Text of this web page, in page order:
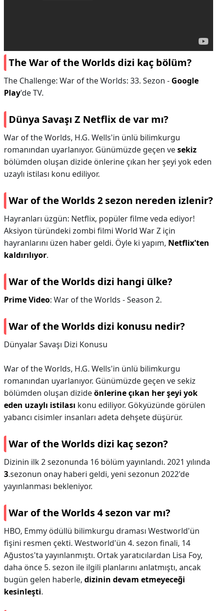
The War of the Worlds dizi kaç bölüm?
The Challenge: War of the Worlds: 33. Sezon - Google
Play'de TV.
Dünya Savaşı Z Netflix de var mı?
War of the Worlds, H.G. Wells'in ünlü bilimkurgu
romanından uyarlanıyor. Günümüzde geçen vesekiz
bölümden oluşan dizide önlerine çıkan her şeyi yok eden
uzaylı istilası konu ediliyor.
War of the Worlds 2 sezon nereden izlenir?
Hayranları üzgün: Netflix, popüler filme veda ediyor!
Aksiyon türündeki zombi filmi World War Z için
hayranlarını üzen haber geldi. Öyle ki yapım, Netflix'ten
kaldırılıyor.
War of the Worlds dizi hangi ülke?
Prime Video: War of the Worlds - Season 2.
War of the Worlds dizi konusu nedir?
Dünyalar Savaşı Dizi Konusu
War of the Worlds, H.G. Wells'in ünlü bilimkurgu
romanından uyarlanıyor. Günümüzde geçen ve sekiz
bölümden oluşan dizideönlerine çıkan her şeyi yok
eden uzaylı istilası konu ediliyor. Gökyüzünde görülen
yabancı cisimler insanları adeta dehşete düşürür.
War of the Worlds dizi kaç sezon?
Dizinin ilk 2 sezonunda 16 bölüm yayınlandı. 2021 yılında
3.sezonun onay haberi geldi, yeni sezonun 2022'de
yayınlanması bekleniyor.
War of the Worlds 4 sezon var mı?
HBO, Emmy ödüllü bilimkurgu draması Westworld'ün
fişini resmen çekti. Westworld'ün 4. sezon finali, 14
Ağustos'ta yayınlanmıştı. Ortak yaratıcılardan Lisa Foy,
daha önce 5. sezon ile ilgili planlarını anlatmıştı, ancak
bugün gelen haberle, dizinin devam etmeyeceği
kesinleşti.